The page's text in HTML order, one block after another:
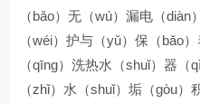
（bǎo）无（wú）漏电（
（wéi）护与（yǔ）保（bǎo
（qīng）洗热水（shuǐ）器（
（zhǐ）水（shuǐ）垢（gòu